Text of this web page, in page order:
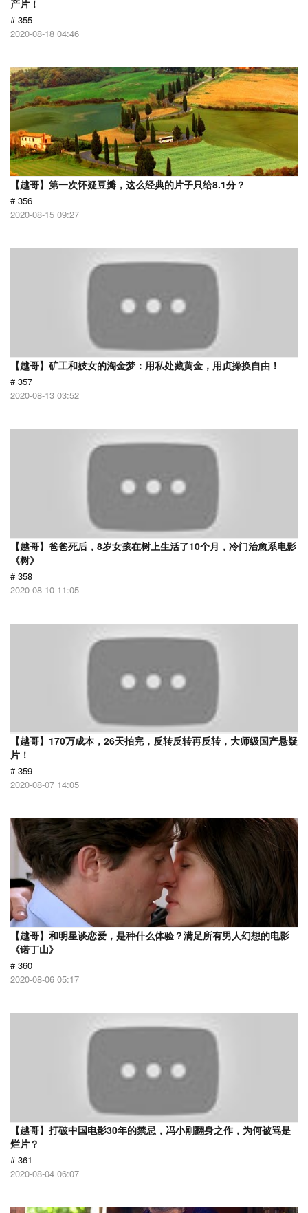
产片！
# 355
2020-08-18 04:46
【越哥】第一次怀疑豆瓣，这么经典的片子只给8.1分？
# 356
2020-08-15 09:27
【越哥】矿工和妓女的淘金梦：用私处藏黄金，用贞操换自由！
# 357
2020-08-13 03:52
【越哥】爸爸死后，8岁女孩在树上生活了10个月，冷门治愈系电影
《树》
# 358
2020-08-10 11:05
【越哥】170万成本，26天拍完，反转反转再反转，大师级国产悬疑
片！
# 359
2020-08-07 14:05
【越哥】和明星谈恋爱，是种什么体验？满足所有男人幻想的电影
《诺丁山》
# 360
2020-08-06 05:17
【越哥】打破中国电影30年的禁忌，冯小刚翻身之作，为何被骂是
烂片？
# 361
2020-08-04 06:07